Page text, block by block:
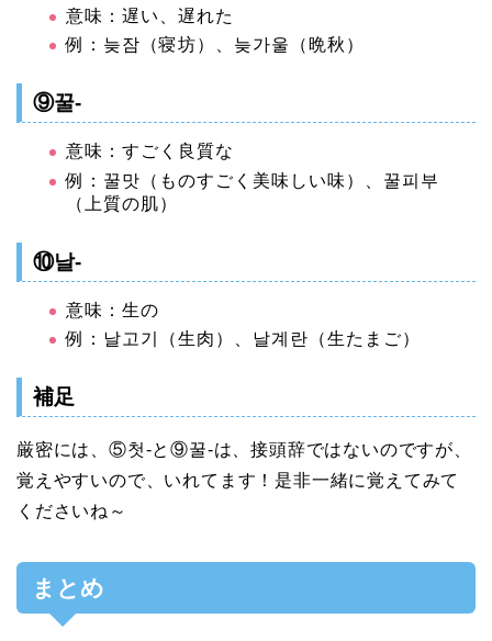
意味：遅い、遅れた
例：늦잠（寝坊）、늦가울（晩秋）
⑨꿀-
意味：すごく良質な
例：꿀맛（ものすごく美味しい味）、꿀피부
（上質の肌）
⑩날-
意味：生の
例：날고기（生肉）、날계란（生たまご）
補足
厳密には、⑤첫-と⑨꿀-は、接頭辞ではないのですが、
覚えやすいので、いれてます！是非一緒に覚えてみて
くださいね～
まとめ